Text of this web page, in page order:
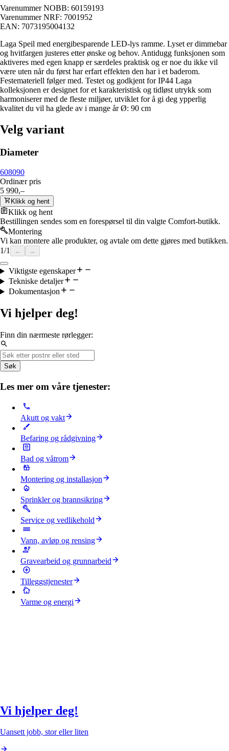
Varenummer NOBB: 60159193
Varenummer NRF: 7001952
EAN: 7073195004132
Laga Speil med energibesparende LED-lys ramme. Lyset er dimmebar
og hvitfargen justeres etter ønske og behov. Antidugg funksjonen som
aktiveres med egen knapp er særdeles praktisk og er noe du ikke vil
være uten når du først har erfart effekten den har i et baderom.
Festemateriell følger med. Testet og godkjent for IP44 Laga
kolleksjonen er designet for et karakteristisk og tidløst utrykk som
harmoniserer med de fleste miljøer, utviklet for å gi deg ypperlig
kvalitet du vil ha glede av i mange år Ø: 90 cm
Velg variant
Diameter
608090
Ordinær pris
5 990,–
Klikk og hent
Klikk og hent
Bestillingen sendes som en forespørsel til din valgte Comfort-butikk.
Montering
Vi kan montere alle produkter, og avtale om dette gjøres med butikken.
1/1 ← →
Viktigste egenskaper
Tekniske detaljer
Dokumentasjon
Vi hjelper deg!
Finn din nærmeste rørlegger:
Søk
Les mer om våre tjenester:
Akutt og vakt
Befaring og rådgivning
Bad og våtrom
Montering og installasjon
Sprinkler og brannsikring
Service og vedlikehold
Vann, avløp og rensing
Gravearbeid og grunnarbeid
Tilleggstjenester
Varme og energi
Vi hjelper deg!
Uansett jobb, stor eller liten